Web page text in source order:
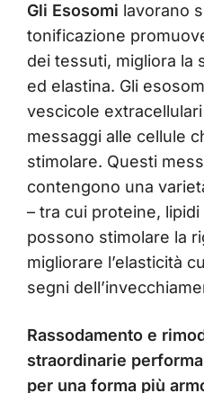
Gli Esosomi lavorano
tonificazione
dei tessuti, migliora la
ed elastina. Gli
vescicole
messaggi alle cellule
stimolare. Questi
contengono una
– tra cui proteine,
possono stimolare la
migliorare l’elasticità
segni
Rassodamento e
straordinarie
per una forma più